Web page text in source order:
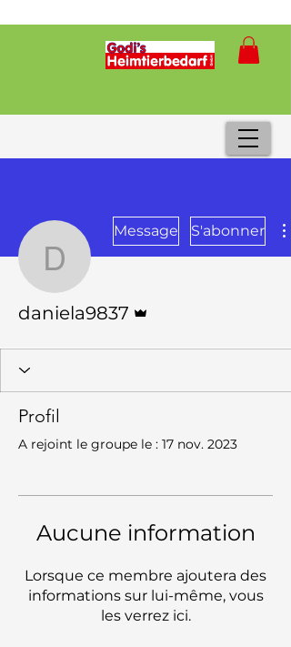
daniela9837
Message S'abonner
daniela9837
Profil
A rejoint le groupe le : 17 nov. 2023
Aucune information
Lorsque ce membre ajoutera des
informations sur lui-même, vous
les verrez ici.